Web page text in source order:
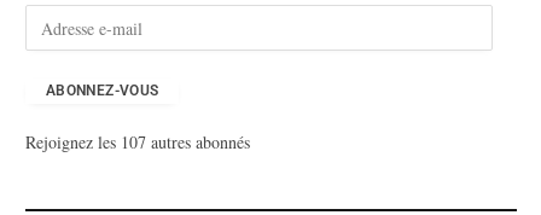
s
ABONNEZ-VOUS
Rejoignez les 107 autres abonnés